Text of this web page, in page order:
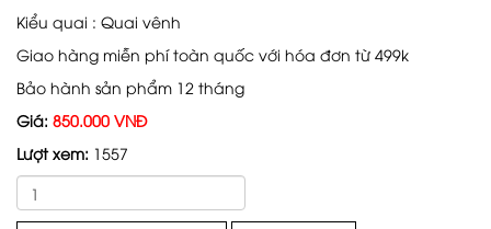
Kiểu quai : Quai vênh
Giao hàng miễn phí toàn quốc với hóa đơn từ 499k
Bảo hành sản phẩm 12 tháng
Giá: 850.000 VNĐ
Lượt xem: 1557